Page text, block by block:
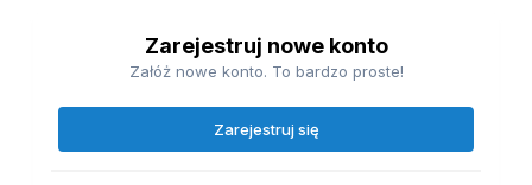
Zarejestruj nowe konto
Załóż nowe konto. To bardzo proste!
Zarejestruj się